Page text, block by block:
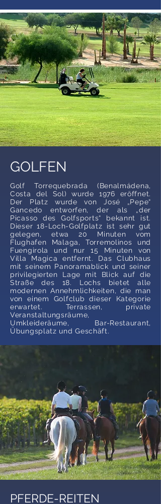
GOLFEN
Golf Torrequebrada (Benalmádena,
Costa del Sol) wurde 1976 eröffnet.
Der Platz wurde von José „Pepe“
Gancedo entworfen, der als „der
Picasso des Golfsports“ bekannt ist.
Dieser 18-Loch-Golfplatz ist sehr gut
gelegen, etwa 20 Minuten vom
Flughafen Malaga, Torremolinos und
Fuengirola und nur 15 Minuten von
Villa Magica entfernt. Das Clubhaus
mit seinem Panoramablick und seiner
privilegierten Lage mit Blick auf die
Straße des 18. Lochs bietet alle
modernen Annehmlichkeiten, die man
von einem Golfclub dieser Kategorie
erwartet. Terrassen, private
Veranstaltungsräume,
Umkleideräume, Bar-Restaurant,
Übungsplatz und Geschäft.
PFERDE-REITEN